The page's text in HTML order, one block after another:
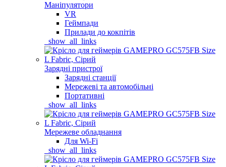
Маніпулятори
VR
Геймпади
Прилади до кокпітів
_show_all_links
Зарядні пристрої
Зарядні станції
Мережеві та автомобільні
Портативні
_show_all_links
Мережеве обладнання
Для Wi-Fi
_show_all_links